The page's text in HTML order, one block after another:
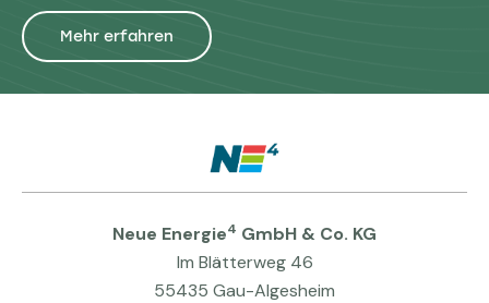
Mehr erfahren
Neue Energie4 GmbH & Co. KG
Im Blätterweg 46
55435 Gau-Algesheim